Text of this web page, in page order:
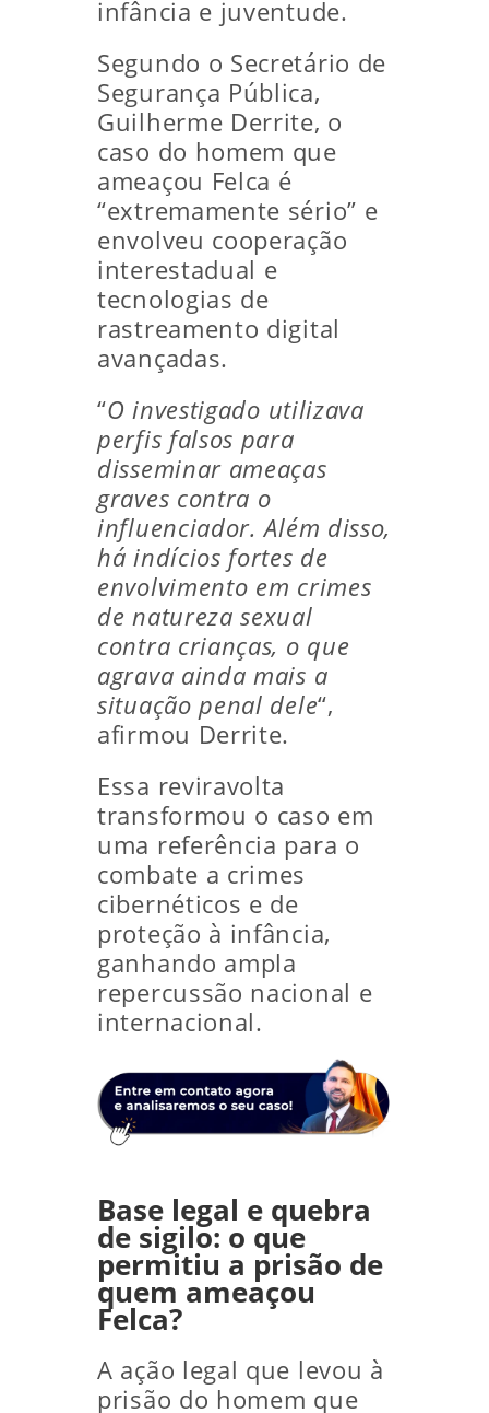
infância e juventude.
Segundo o Secretário de
Segurança Pública,
Guilherme Derrite, o
caso do homem que
ameaçou Felca é
“extremamente sério” e
envolveu cooperação
interestadual e
tecnologias de
rastreamento digital
avançadas.
“O investigado utilizava
perfis falsos para
disseminar ameaças
graves contra o
influenciador. Além disso,
há indícios fortes de
envolvimento em crimes
de natureza sexual
contra crianças, o que
agrava ainda mais a
situação penal dele“,
afirmou Derrite.
Essa reviravolta
transformou o caso em
uma referência para o
combate a crimes
cibernéticos e de
proteção à infância,
ganhando ampla
repercussão nacional e
internacional.
Base legal e quebra
de sigilo: o que
permitiu a prisão de
quem ameaçou
Felca?
A ação legal que levou à
prisão do homem que